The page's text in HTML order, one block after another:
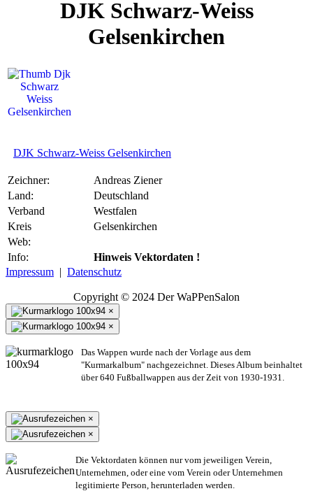
DJK Schwarz-Weiss
Gelsenkirchen
DJK Schwarz-Weiss Gelsenkirchen
Zeichner:
Andreas Ziener
Land:
Deutschland
Verband
Westfalen
Kreis
Gelsenkirchen
Web:
Info:
Hinweis Vektordaten !
Impressum | Datenschutz
Copyright © 2024 Der WaPPenSalon
×
×
Das Wappen wurde nach der Vorlage aus dem
"Kurmarkalbum" nachgezeichnet. Dieses Album beinhaltet
über 640 Fußballwappen aus der Zeit von 1930-1931.
×
×
Die Vektordaten können nur vom jeweiligen Verein,
Unternehmen, oder eine vom Verein oder Unternehmen
legitimierte Person, herunterladen werden.